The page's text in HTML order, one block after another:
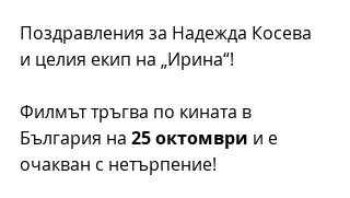
Поздравления за Надежда Косева
и целия екип на „Ирина“!
Филмът тръгва по кината в
България на 25 октомври и е
очакван с нетърпение!